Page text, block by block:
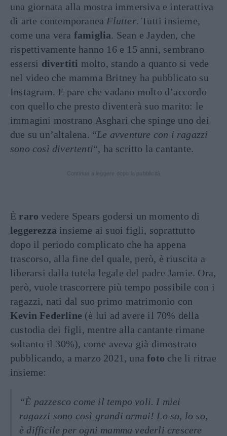
una giornata alla mostra immersiva e interattiva
di arte contemporanea Flutter. Tutti insieme,
come una vera famiglia. Sean e Jayden, che
rispettivamente hanno 16 e 15 anni, sembrano
essersi divertiti molto, stando a quanto si vede
nel video che mamma Britney ha pubblicato su
Instagram. E pare che vadano molto d’accordo
con quello che presto diventerà suo marito: le
immagini mostrano Asghari che spinge uno dei
due su un’altalena. “Le avventure con i ragazzi
sono così divertenti“, ha scritto la cantante.
È raro vedere Spears godersi un momento di
leggerezza insieme ai suoi figli, soprattutto
dopo il periodo complicato che ha appena
trascorso, alla fine del quale, però, è riuscita a
liberarsi dalla tutela legale del padre Jamie. Ora,
però, vuole trascorrere più tempo possibile con i
ragazzi, nati dal suo primo matrimonio con
Kevin Federline (è lui ad avere il 70% della
custodia dei figli, mentre alla cantante rimane
soltanto il 30%), come aveva già dimostrato
pubblicando, a marzo 2021, unafoto che li ritrae
insieme:
“È pazzesco come il tempo voli. I miei
ragazzi sono così grandi ormai! Lo so, lo so,
è difficile per ogni mamma vederli crescere